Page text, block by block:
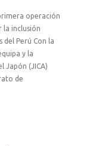
operación
la inclusión
del Perú Con la
y la
Japón (JICA)
de